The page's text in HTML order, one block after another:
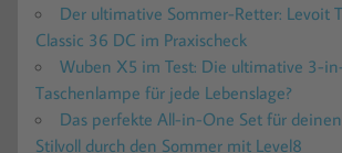
Der ultimative Sommer-Retter: Levoit
Classic 36 DC im Praxischeck
Wuben X5 im Test: Die ultimative 3-
Taschenlampe für jede Lebenslage?
Das perfekte All-in-One Set für
Stilvoll durch den Sommer mit Level8